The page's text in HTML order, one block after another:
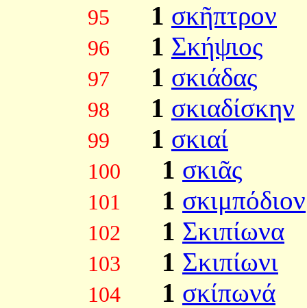
95 1 σκῆπτρον
96 1 Σκήψιος
97 1 σκιάδας
98 1 σκιαδίσκην
99 1 σκιαί
100 1 σκιᾶς
101 1 σκιμπόδιον
102 1 Σκιπίωνα
103 1 Σκιπίωνι
104 1 σκίπωνά